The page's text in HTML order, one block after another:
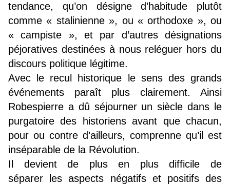
tendance, qu’on désigne d’habitude plutôt
comme « stalinienne », ou « orthodoxe », ou
« campiste », et par d’autres désignations
péjoratives destinées à nous reléguer hors du
discours politique légitime.
Avec le recul historique le sens des grands
événements paraît plus clairement. Ainsi
Robespierre a dû séjourner un siècle dans le
purgatoire des historiens avant que chacun,
pour ou contre d’ailleurs, comprenne qu’il est
inséparable de la Révolution.
Il devient de plus en plus difficile de
séparer les aspects négatifs et positifs des